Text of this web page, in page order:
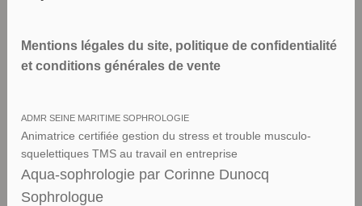
Mentions légales du site, politique de confidentialité
et conditions générales de vente
ADMR SEINE MARITIME SOPHROLOGIE
Animatrice certifiée gestion du stress et trouble musculo-
squelettiques TMS au travail en entreprise
Aqua-sophrologie par Corinne Dunocq
Sophrologue